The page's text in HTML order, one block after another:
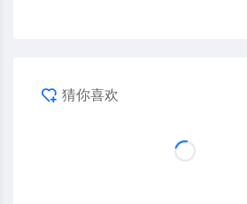
猜你喜欢